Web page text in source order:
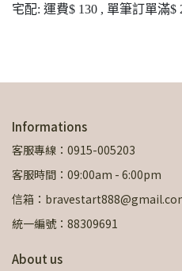
宅配: 運費$ 130 , 單筆訂單滿$
Informations
客服專線：0915-005203
客服時間：09:00am - 6:00pm
信箱：
統一編號：88309691
About us